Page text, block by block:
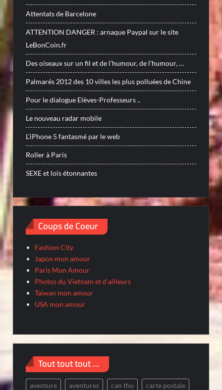
Attentats de Barcelone
ATTENTION DANGER : arnaque Paypal sur le site
LeBonCoin.fr
Des oiseaux sur un fil et de l’humour, de l’humour, …
Palmarés 2012 des 10 villes les plus polluées de Chine
Pour le dialogue Elèves-Professeurs ..
Le nouveau radar mobile
L’iPhone 5 fantasmé par le web
Roller à Paris
SEXE et lois étonnantes
Coups de Coeur
Fashion City
Japon mon amour
Paris Mon Amour
Photos du Vietnam et d'ailleurs
Taiwan mon amour
USA mon amour
Tout tout tout …
aventure aventures can tho carte postale